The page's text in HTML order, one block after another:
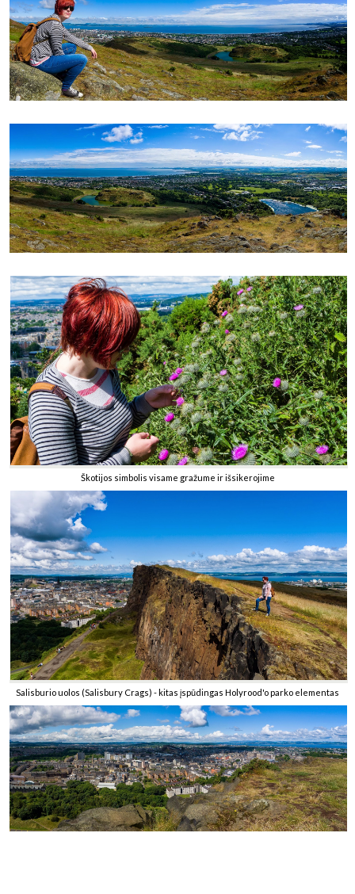
Škotijos simbolis visame gražume ir išsikerojime
Salisburio uolos (Salisbury Crags) - kitas įspūdingas Holyrood'o parko elementas